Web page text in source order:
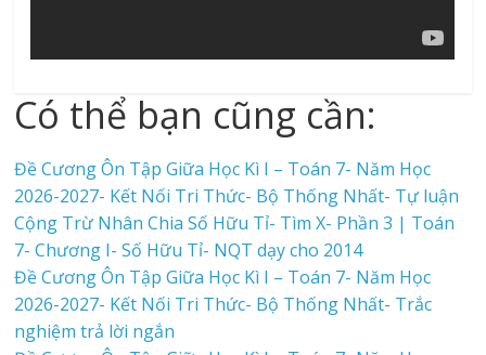
Có thể bạn cũng cần:
Đề Cương Ôn Tập Giữa Học Kì I – Toán 7- Năm Học
2026-2027- Kết Nối Tri Thức- Bộ Thống Nhất- Tự luận
Cộng Trừ Nhân Chia Số Hữu Tỉ- Tìm X- Phần 3 | Toán
7- Chương I- Số Hữu Tỉ- NQT dạy cho 2014
Đề Cương Ôn Tập Giữa Học Kì I – Toán 7- Năm Học
2026-2027- Kết Nối Tri Thức- Bộ Thống Nhất- Trắc
nghiệm trả lời ngắn